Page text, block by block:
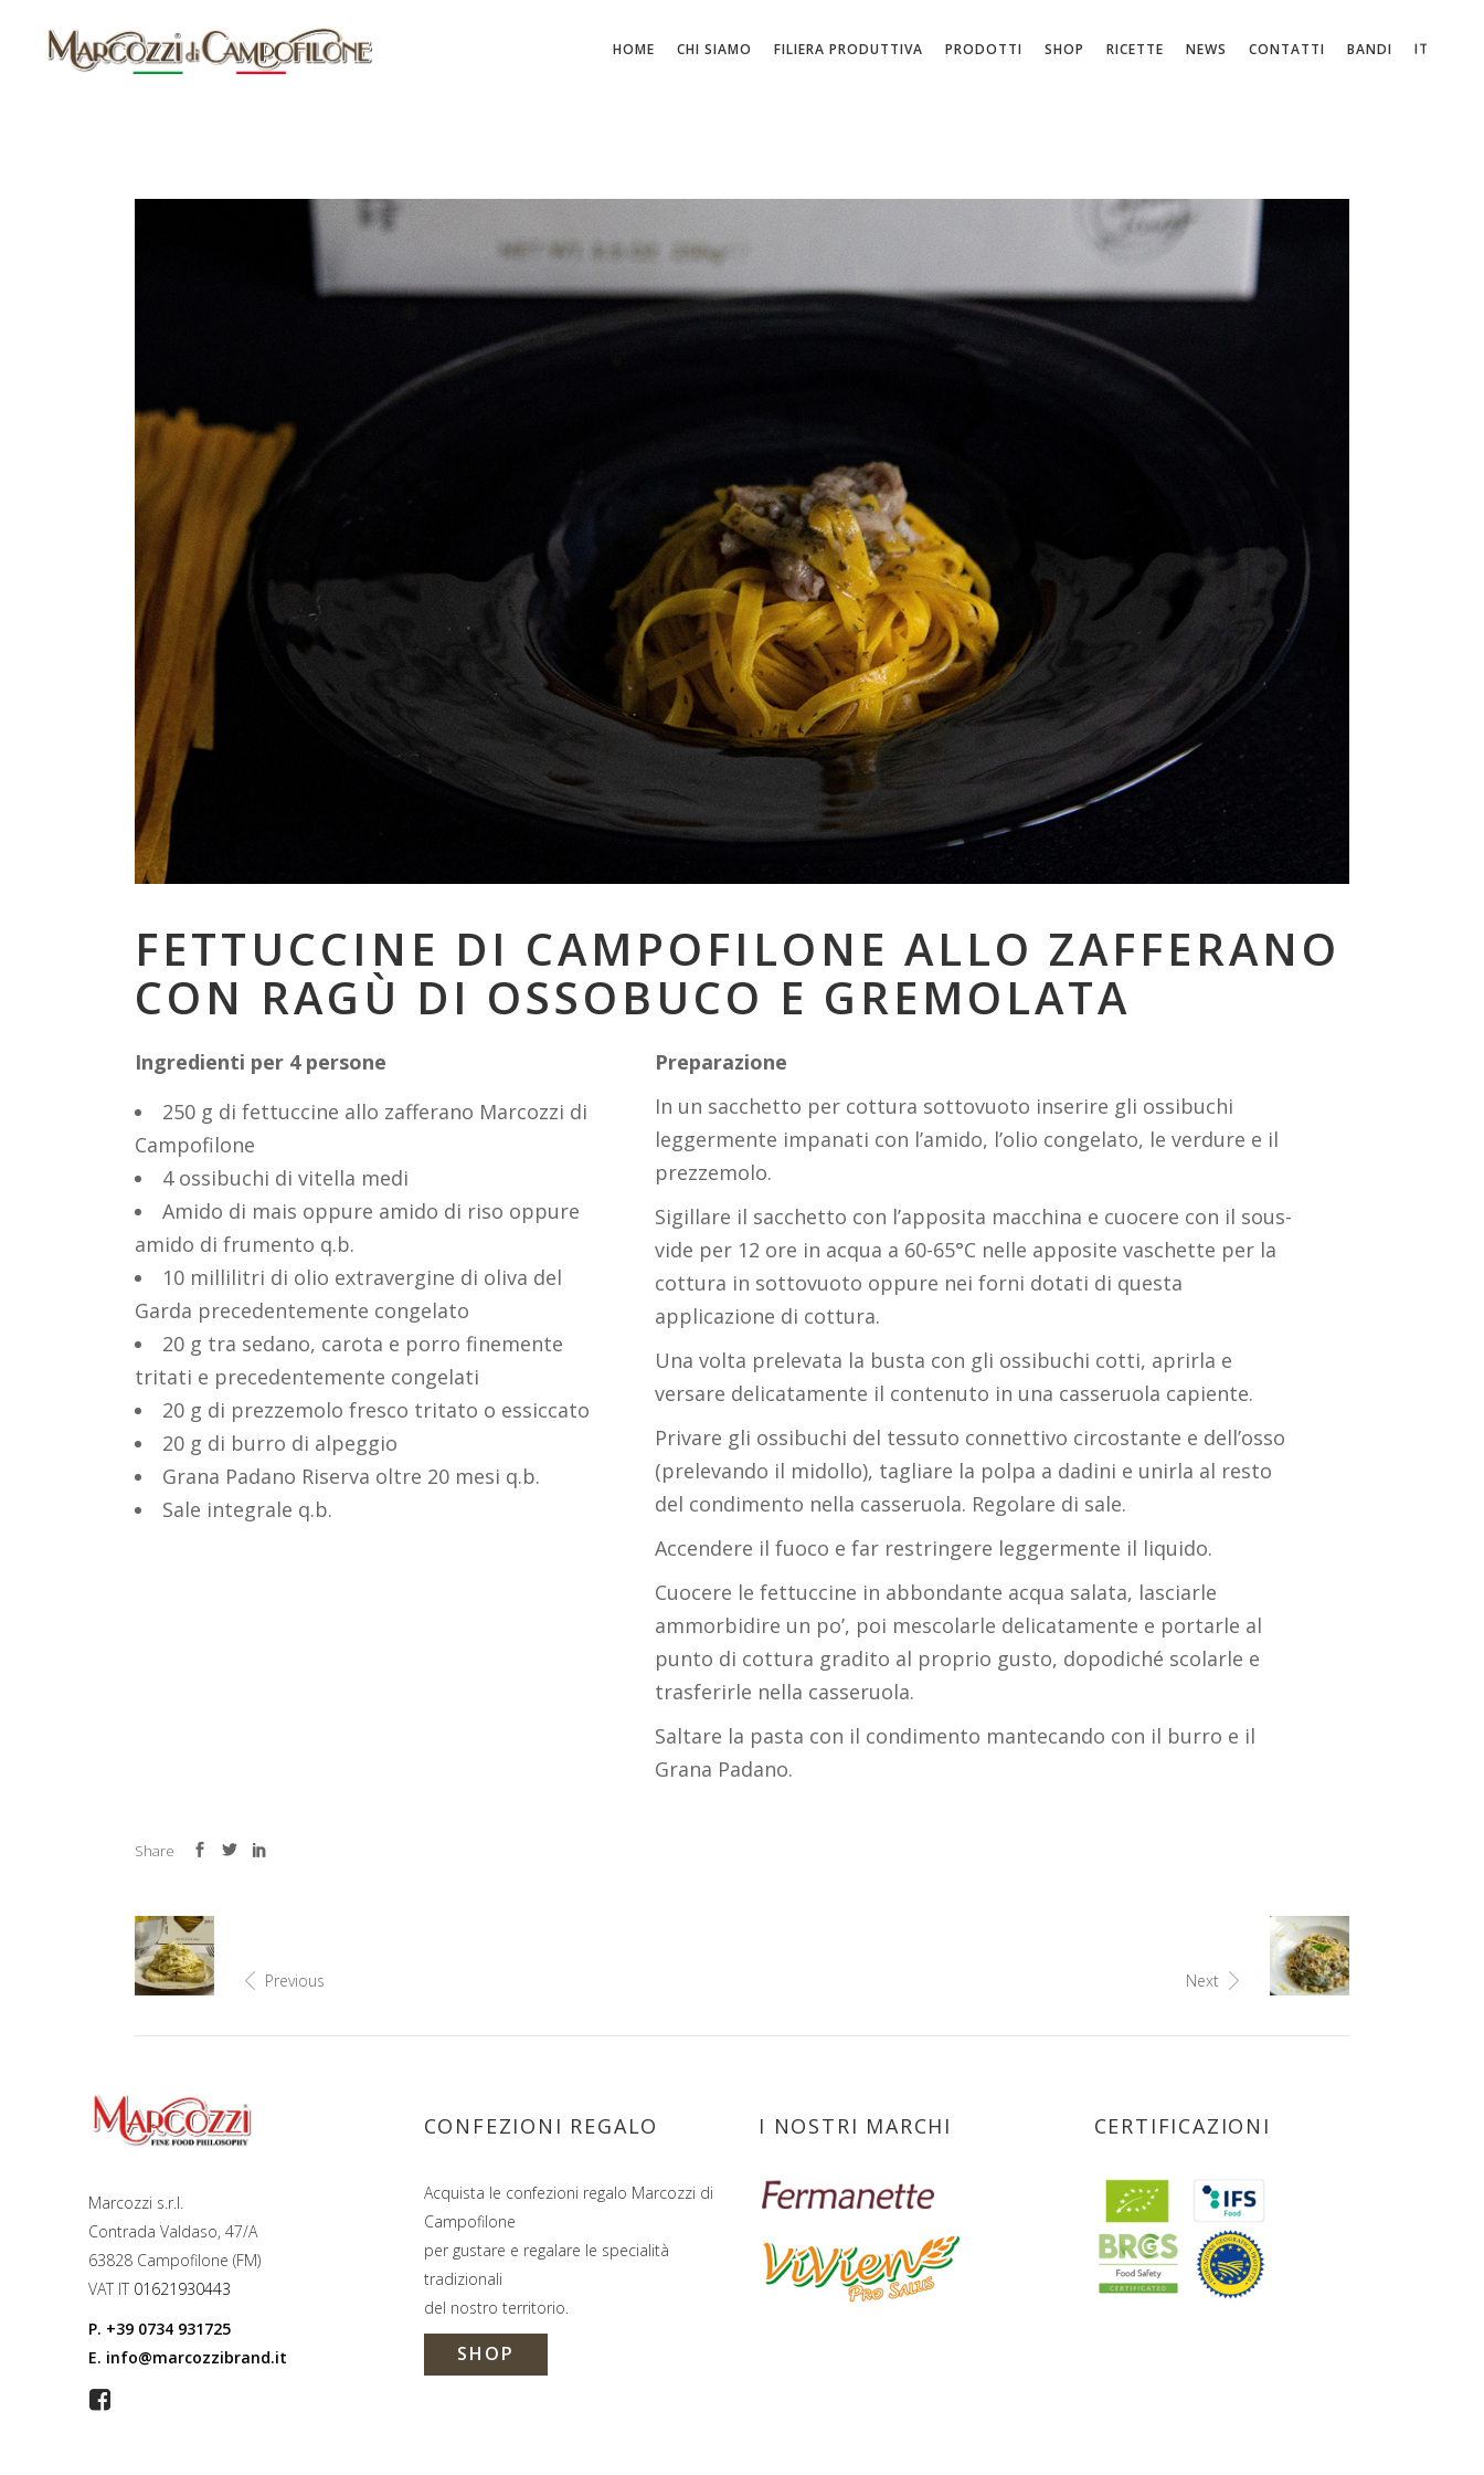
HOME CHI SIAMO FILIERA PRODUTTIVA PRODOTTI SHOP RICETTE NEWS CONTATTI BANDI IT
FETTUCCINE DI CAMPOFILONE ALLO ZAFFERANO
CON RAGÙ DI OSSOBUCO E GREMOLATA
Ingredienti per 4 persone
250 g di fettuccine allo zafferano Marcozzi di
Campofilone
4 ossibuchi di vitella medi
Amido di mais oppure amido di riso oppure
amido di frumento q.b.
10 millilitri di olio extravergine di oliva del
Garda precedentemente congelato
20 g tra sedano, carota e porro finemente
tritati e precedentemente congelati
20 g di prezzemolo fresco tritato o essiccato
20 g di burro di alpeggio
Grana Padano Riserva oltre 20 mesi q.b.
Sale integrale q.b.
Preparazione
In un sacchetto per cottura sottovuoto inserire gli ossibuchi
leggermente impanati con l’amido, l’olio congelato, le verdure e il
prezzemolo.
Sigillare il sacchetto con l’apposita macchina e cuocere con il sous-
vide per 12 ore in acqua a 60-65°C nelle apposite vaschette per la
cottura in sottovuoto oppure nei forni dotati di questa
applicazione di cottura.
Una volta prelevata la busta con gli ossibuchi cotti, aprirla e
versare delicatamente il contenuto in una casseruola capiente.
Privare gli ossibuchi del tessuto connettivo circostante e dell’osso
(prelevando il midollo), tagliare la polpa a dadini e unirla al resto
del condimento nella casseruola. Regolare di sale.
Accendere il fuoco e far restringere leggermente il liquido.
Cuocere le fettuccine in abbondante acqua salata, lasciarle
ammorbidire un po’, poi mescolarle delicatamente e portarle al
punto di cottura gradito al proprio gusto, dopodiché scolarle e
trasferirle nella casseruola.
Saltare la pasta con il condimento mantecando con il burro e il
Grana Padano.
Share
Previous Next
Marcozzi s.r.l.
Contrada Valdaso, 47/A
63828 Campofilone (FM)
VAT IT 01621930443
P. +39 0734 931725
E. info@marcozzibrand.it
CONFEZIONI REGALO
Acquista le confezioni regalo Marcozzi di
Campofilone
per gustare e regalare le specialità
tradizionali
del nostro territorio.
SHOP
I NOSTRI MARCHI CERTIFICAZIONI